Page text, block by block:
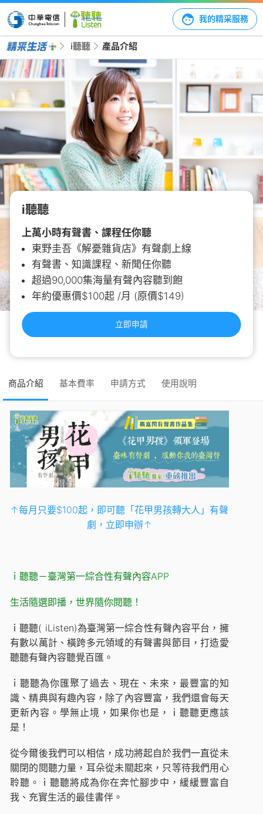
我的精采服務
i聽聽 產品介紹
i聽聽
上萬小時有聲書、課程任你聽
東野圭吾《解憂雜貨店》有聲劇上線
有聲書、知識課程、新聞任你聽
超過90,000集海量有聲內容聽到飽
年約優惠價$100起 /月 (原價$149)
立即申請
商品介紹 基本費率 申請方式 使用說明
↑每月只要$100起，即可聽「花甲男孩轉大人」有聲
劇，立即申辦↑
ｉ聽聽－臺灣第一綜合性有聲內容APP
生活隨選即播，世界隨你閱聽！
ｉ聽聽( iListen)為臺灣第一綜合性有聲內容平台，擁
有數以萬計、橫跨多元領域的有聲書與節目，打造愛
聽聽有聲內容聽覺百匯。
ｉ聽聽為你匯聚了過去、現在、未來，最豐富的知
識、精典與有趣內容，除了內容豐富，我們還會每天
更新內容。學無止境，如果你也是，ｉ聽聽更應該
是！
從今爾後我們可以相信，成功將起自於我們一直從未
關閉的閱聽力量，耳朵從未關起來，只等待我們用心
聆聽。ｉ聽聽將成為你在奔忙腳步中，緩緩豐富自
我、充實生活的最佳書伴。